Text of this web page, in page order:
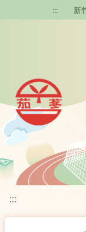
移至網頁之主要內
::: 新
:::